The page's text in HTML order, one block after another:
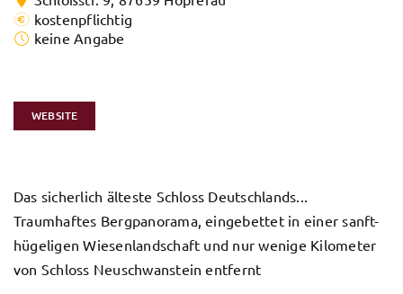
kostenpflichtig
keine Angabe
WEBSITE
Das sicherlich älteste Schloss Deutschlands...
Traumhaftes Bergpanorama, eingebettet in einer sanft-
hügeligen Wiesenlandschaft und nur wenige Kilometer
von Schloss Neuschwanstein entfernt